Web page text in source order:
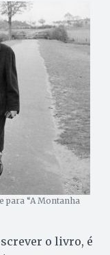
para “A Montanha
o livro, é